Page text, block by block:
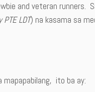
and veteran runners.
LDT) na kasama sa
mapapabilang, ito ba ay: